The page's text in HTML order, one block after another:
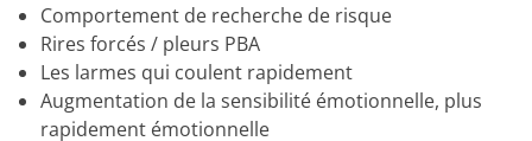
Comportement de recherche de risque
Rires forcés / pleurs PBA
Les larmes qui coulent rapidement
Augmentation de la sensibilité émotionnelle, plus
rapidement émotionnelle